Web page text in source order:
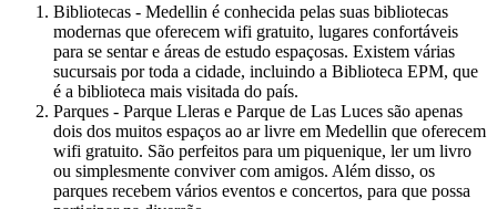
Bibliotecas - Medellin é conhecida pelas suas bibliotecas
modernas que oferecem wifi gratuito, lugares confortáveis
para se sentar e áreas de estudo espaçosas. Existem várias
sucursais por toda a cidade, incluindo a Biblioteca EPM, que
é a biblioteca mais visitada do país.
Parques - Parque Lleras e Parque de Las Luces são apenas
dois dos muitos espaços ao ar livre em Medellin que oferecem
wifi gratuito. São perfeitos para um piquenique, ler um livro
ou simplesmente conviver com amigos. Além disso, os
parques recebem vários eventos e concertos, para que possa